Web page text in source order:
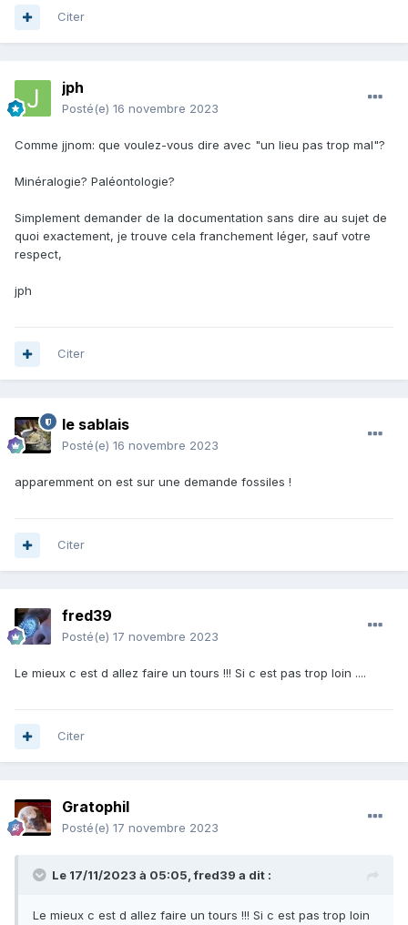
Citer
jph
Posté(e) 16 novembre 2023
Comme jjnom: que voulez-vous dire avec "un lieu pas trop mal"?
Minéralogie? Paléontologie?
Simplement demander de la documentation sans dire au sujet de
quoi exactement, je trouve cela franchement léger, sauf votre
respect,
jph
Citer
le sablais
Posté(e) 16 novembre 2023
apparemment on est sur une demande fossiles !
Citer
fred39
Posté(e) 17 novembre 2023
Le mieux c est d allez faire un tours !!! Si c est pas trop loin ....
Citer
Gratophil
Posté(e) 17 novembre 2023
Le 17/11/2023 à 05:05,fred39 a dit :
Le mieux c est d allez faire un tours !!! Si c est pas trop loin